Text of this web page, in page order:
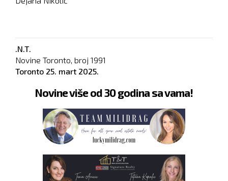
.N.T.
Novine Toronto, broj 1991
Toronto 25. mart 2025.
Novine više od 30 godina sa vama!